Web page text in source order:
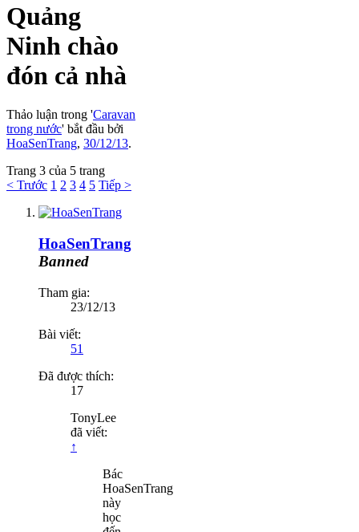
Quảng
Ninh chào
đón cả nhà
Thảo luận trong 'Caravan
trong nước' bắt đầu bởi
HoaSenTrang, 30/12/13.
Trang 3 của 5 trang
< Trước 1 2 3 4 5 Tiếp >
HoaSenTrang
Banned
Tham gia:
23/12/13
Bài viết:
51
Đã được thích:
17
TonyLee
đã viết:
↑
Bác
HoaSenTrang
này
học